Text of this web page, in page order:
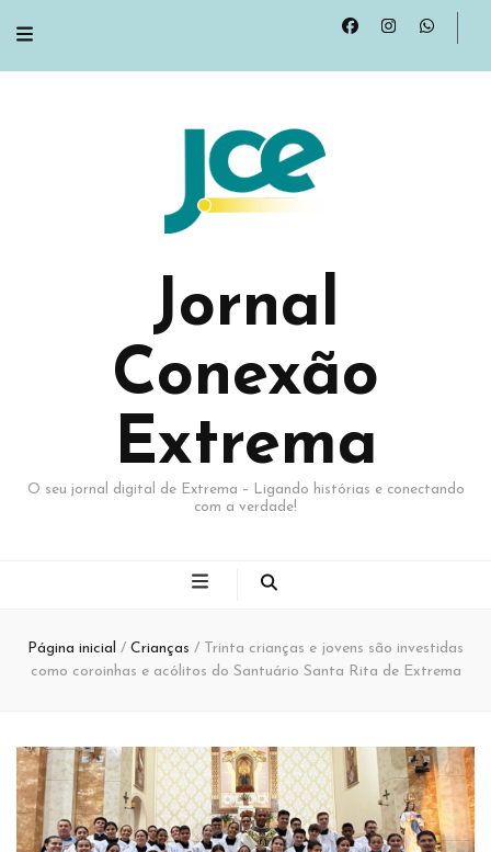
Jornal
Conexão
Extrema
O seu jornal digital de Extrema – Ligando histórias e conectando
com a verdade!
Página inicial / Crianças /
Trinta crianças e jovens são investidas
como coroinhas e acólitos do Santuário Santa Rita de Extrema